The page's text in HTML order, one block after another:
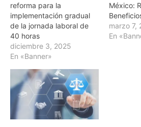
reforma para la
implementación gradual
de la jornada laboral de
40 horas
diciembre 3, 2025
En «Banner»
México:
marzo 7,
En